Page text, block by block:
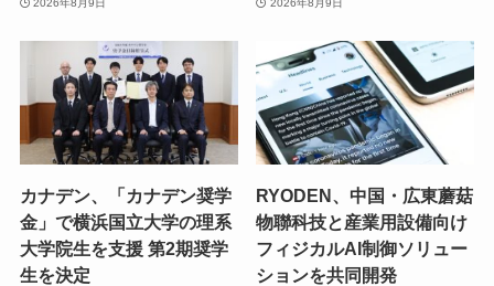
2026年8月9日 2026年8月9日
カナデン、「カナデン奨学
金」で横浜国立大学の理系
大学院生を支援 第2期奨学
生を決定
RYODEN、中国・広東蘑菇
物聯科技と産業用設備向け
フィジカルAI制御ソリュー
ションを共同開発